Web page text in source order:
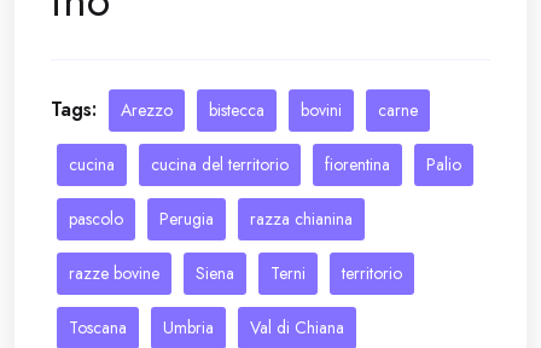
Tags: Arezzo bistecca bovini carne
cucina cucina del territorio fiorentina Palio
pascolo Perugia razza chianina
razze bovine Siena Terni territorio
Toscana Umbria Val di Chiana